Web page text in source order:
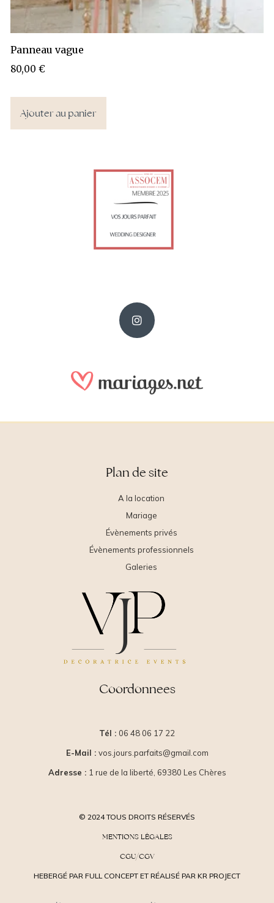
Panneau vague
80,00€
Ajouter au panier
Plan de site
A la location
Mariage
Évènements privés
Évènements professionnels
Galeries
Coordonnees
Tél : 06 48 06 17 22
E-Mail : vos.jours.parfaits@gmail.com
Adresse : 1 rue de la liberté, 69380 Les Chères
© 2024 TOUS DROITS RÉSERVÉS
MENTIONS LÉGALES
CGU/CGV
HEBERGÉ PAR FULL CONCEPT ET RÉALISÉ PAR KR PROJECT